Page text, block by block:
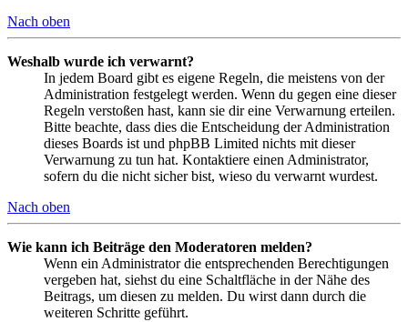
Nach oben
Weshalb wurde ich verwarnt?
In jedem Board gibt es eigene Regeln, die meistens von der
Administration festgelegt werden. Wenn du gegen eine dieser
Regeln verstoßen hast, kann sie dir eine Verwarnung erteilen.
Bitte beachte, dass dies die Entscheidung der Administration
dieses Boards ist und phpBB Limited nichts mit dieser
Verwarnung zu tun hat. Kontaktiere einen Administrator,
sofern du die nicht sicher bist, wieso du verwarnt wurdest.
Nach oben
Wie kann ich Beiträge den Moderatoren melden?
Wenn ein Administrator die entsprechenden Berechtigungen
vergeben hat, siehst du eine Schaltfläche in der Nähe des
Beitrags, um diesen zu melden. Du wirst dann durch die
weiteren Schritte geführt.